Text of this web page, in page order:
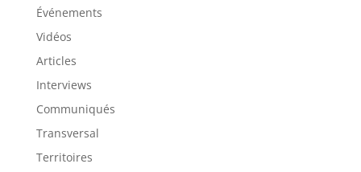
Événements
Vidéos
Articles
Interviews
Communiqués
Transversal
Territoires